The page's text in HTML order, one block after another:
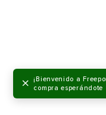
×
¡Bienvenido a
compra esperándote